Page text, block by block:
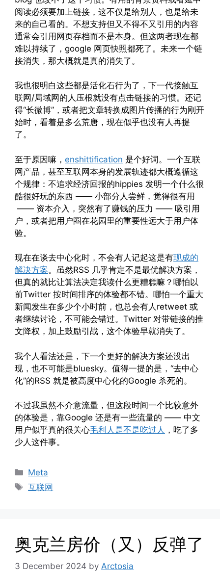
阅读必须要加上链接，这不仅是给别人，也是给未
来的自己看的。不想支持但又不得不又引用的内容
通常会引用网页存档而不是本身。但这两者现在都
难以持续了，google 网页快照都死了。未来一个链
接消失，那大概就是真的消失了。
我也很明白这些都是活化石行为了，下一代接触互
联网/局域网的人压根就没有点击链接的习惯。还记
得“长微博”，或者把文章转换成图片传播的行为刚开
始时，看着是多么荒唐，现在似乎也没有人再提
了。
至于原因嘛， enshittification 是个好词。一个互联
网产品，甚至互联网本身的发展轨迹都大概遵循这
个规律：不追求经济回报的hippies 发明一个什么很
酷很好玩的东西 —— 小部分人尝鲜，觉得很有用
—— 资本介入，突然有了赚钱的压力 —— 吸引用
户，或者把用户圈在花园里的重要性远大于用户体
验。
现在在谈去中心化时，不会有人记起这是有现成的
解决方案。虽然RSS 几乎肯定不是最优解决方案，
但真的就比让算法决定我读什么更糟糕嘛？哪怕以
前Twitter 按时间排序的体验都不错。哪怕一个重大
新闻发生在多少个小时前，也总会有人retweet 或
者继续讨论，不可能会错过。Twitter 对带链接的推
文降权，加上鼓励引战，这个体验早就消失了。
我个人看法还是，下一个更好的解决方案还没出
现，也不可能是bluesky。值得一提的是，“去中心
化”的RSS 就是被高度中心化的Google 杀死的。
不过我虽然不介意流量，但这段时间一个比较意外
的体验是，靠Google 还是有一些流量的 —— 中文
用户似乎真的很关心毛利人是不是吃过人 ，吃了多
少人这件事。
Categories
Meta
Tags
互联网
奥克兰房价（又）反弹了
3 December 2024 by Arctosia